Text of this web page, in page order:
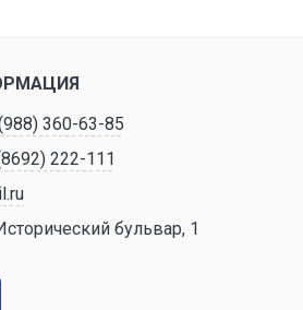
360-63-85
222-111
бульвар, 1